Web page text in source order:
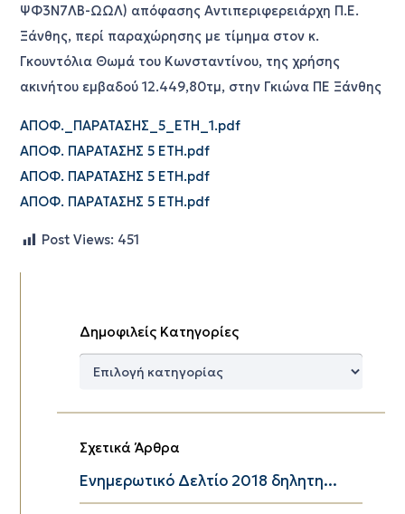
ΨΦ3Ν7ΛΒ-ΩΩΛ) απόφασης Αντιπεριφερειάρχη Π.Ε.
Ξάνθης, περί παραχώρησης με τίμημα στον κ.
Γκουντόλια Θωμά του Κωνσταντίνου, της χρήσης
ακινήτου εμβαδού 12.449,80τμ, στην Γκιώνα ΠΕ Ξάνθης
ΑΠΟΦ._ΠΑΡΑΤΑΣΗΣ_5_ΕΤΗ_1.pdf
ΑΠΟΦ. ΠΑΡΑΤΑΣΗΣ 5 ΕΤΗ.pdf
ΑΠΟΦ. ΠΑΡΑΤΑΣΗΣ 5 ΕΤΗ.pdf
ΑΠΟΦ. ΠΑΡΑΤΑΣΗΣ 5 ΕΤΗ.pdf
Post Views: 451
Δημοφιλείς Κατηγορίες
Δημοφιλείς
Σχετικά Άρθρα
Ενημερωτικό Δελτίο 2018 δηλητη...